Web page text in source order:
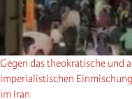
Gegen das theokratische und
imperialistischen
im Iran